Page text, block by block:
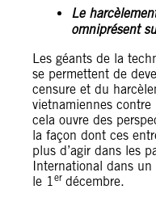
Le
omniprésent
Les géants de la
se permettent de
censure et du
vietnamiennes
cela ouvre des
la façon dont ces
plus d’agir dans les
International dans
le 1er décembre.